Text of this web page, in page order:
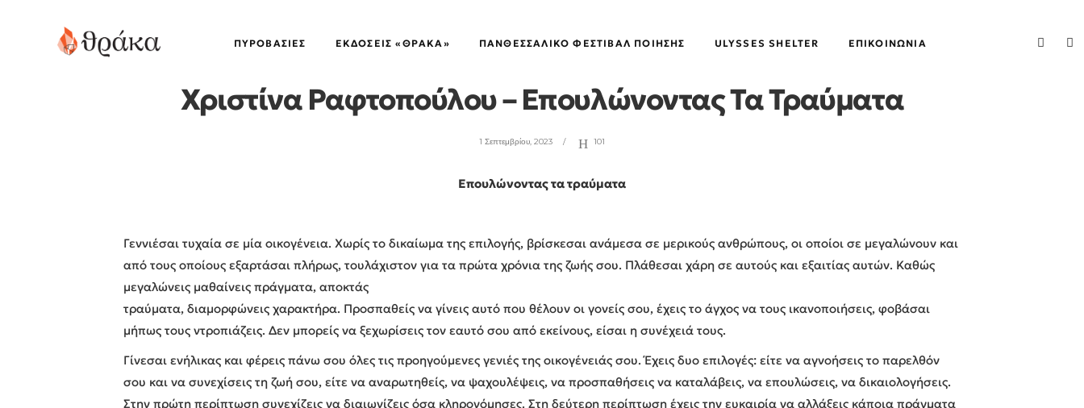
ΠΥΡΟΒΑΣΊΕΣ EΚΔΌΣΕΙΣ «ΘΡΑΚΑ» ΠΑΝΘΕΣΣΑΛΙΚΌ ΦΕΣΤΙΒΆΛ ΠΟΊΗΣΗΣ ULYSSES SHELTER ΕΠΙΚΟΙΝΩΝΊΑ
ΚΛΕΙΔΑΡΌΤΡΥΠΑ
Χριστίνα Ραφτοπούλου – Επουλώνοντας Τα Τραύματα
1 Σεπτεμβρίου, 2023 101
Επουλώνοντας τα τραύματα
Γεννιέσαι τυχαία σε μία οικογένεια. Χωρίς το δικαίωμα της επιλογής, βρίσκεσαι ανάμεσα σε μερικούς ανθρώπους, οι οποίοι σε μεγαλώνουν και
από τους οποίους εξαρτάσαι πλήρως, τουλάχιστον για τα πρώτα χρόνια της ζωής σου. Πλάθεσαι χάρη σε αυτούς και εξαιτίας αυτών. Καθώς
μεγαλώνεις μαθαίνεις πράγματα, αποκτάς
τραύματα, διαμορφώνεις χαρακτήρα. Προσπαθείς να γίνεις αυτό που θέλουν οι γονείς σου, έχεις το άγχος να τους ικανοποιήσεις, φοβάσαι
μήπως τους ντροπιάζεις. Δεν μπορείς να ξεχωρίσεις τον εαυτό σου από εκείνους, είσαι η συνέχειά τους.
Γίνεσαι ενήλικας και φέρεις πάνω σου όλες τις προηγούμενες γενιές της οικογένειάς σου. Έχεις δυο επιλογές: είτε να αγνοήσεις το παρελθόν
σου και να συνεχίσεις τη ζωή σου, είτε να αναρωτηθείς, να ψαχουλέψεις, να προσπαθήσεις να καταλάβεις, να επουλώσεις, να δικαιολογήσεις.
Στην πρώτη περίπτωση συνεχίζεις να διαιωνίζεις όσα κληρονόμησες. Στη δεύτερη περίπτωση έχεις την ευκαιρία να αλλάξεις κάποια πράγματα